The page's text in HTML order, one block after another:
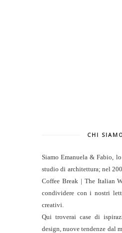
CHI
Siamo Emanuela & Fabio,
studio di architettura; nel
Coffee Break | The Italian
condividere con i nostri
creativi.
Qui troverai case di
design, nuove tendenze dal